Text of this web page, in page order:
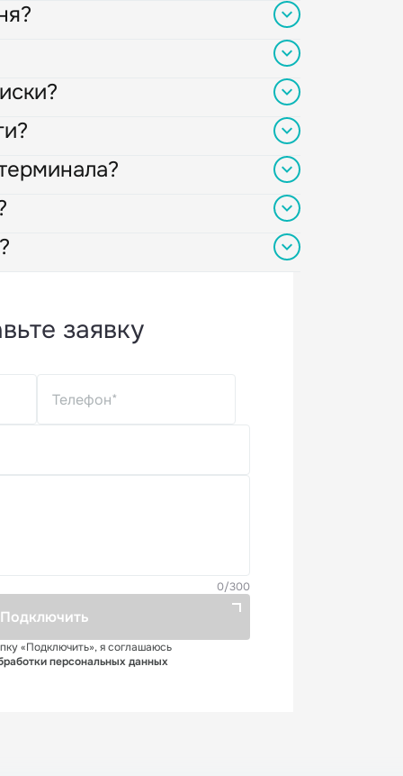
модули для популярных
провайдер.
подключаем облачную кассу (аренда),
настроить автоматические
рабочий день (Т+1) на ваш
платежную страницу банка,
банков, а также платежи через СБП,
заявку
0/300
Подключить
«Подключить», я соглашаюсь
персональных данных